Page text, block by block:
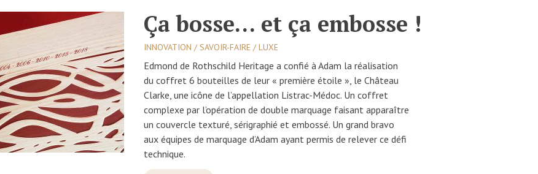
Ça bosse… et ça embosse !
INNOVATION / SAVOIR-FAIRE / LUXE
Edmond de Rothschild Heritage a confié à Adam la réalisation
du coffret 6 bouteilles de leur « première étoile », le Château
Clarke, une icône de l’appellation Listrac-Médoc. Un coffret
complexe par l’opération de double marquage faisant apparaître
un couvercle texturé, sérigraphié et embossé. Un grand bravo
aux équipes de marquage d’Adam ayant permis de relever ce défi
technique.